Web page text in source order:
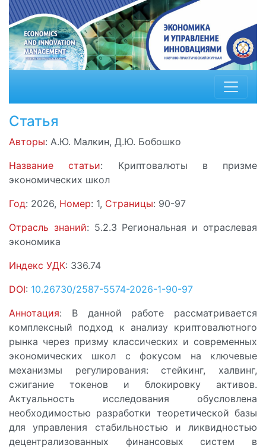
Статья
Авторы: А.Ю. Малкин, Д.Ю. Бобошко
Название статьи: Криптовалюты в призме
экономических школ
Год: 2026, Номер: 1, Страницы: 90-97
Отрасль знаний: 5.2.3 Региональная и отраслевая
экономика
Индекс УДК: 336.74
DOI: 10.26730/2587-5574-2026-1-90-97
Аннотация: В данной работе рассматривается
комплексный подход к анализу криптовалютного
рынка через призму классических и современных
экономических школ с фокусом на ключевые
механизмы регулирования: стейкинг, халвинг,
сжигание токенов и блокировку активов.
Актуальность исследования обусловлена
необходимостью разработки теоретической базы
для управления стабильностью и ликвидностью
децентрализованных финансовых систем в